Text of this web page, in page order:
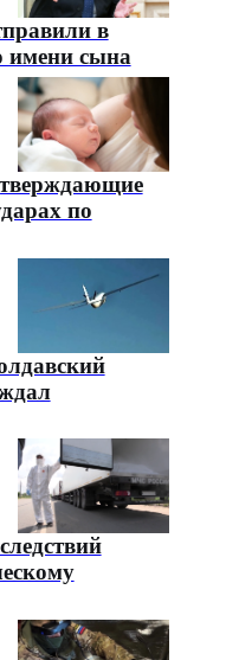
в
имени сына
по